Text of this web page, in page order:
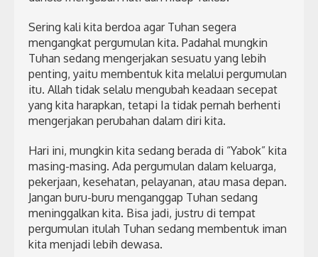
Sering kali kita berdoa agar Tuhan segera
mengangkat pergumulan kita. Padahal mungkin
Tuhan sedang mengerjakan sesuatu yang lebih
penting, yaitu membentuk kita melalui pergumulan
itu. Allah tidak selalu mengubah keadaan secepat
yang kita harapkan, tetapi Ia tidak pernah berhenti
mengerjakan perubahan dalam diri kita.
Hari ini, mungkin kita sedang berada di “Yabok” kita
masing-masing. Ada pergumulan dalam keluarga,
pekerjaan, kesehatan, pelayanan, atau masa depan.
Jangan buru-buru menganggap Tuhan sedang
meninggalkan kita. Bisa jadi, justru di tempat
pergumulan itulah Tuhan sedang membentuk iman
kita menjadi lebih dewasa.